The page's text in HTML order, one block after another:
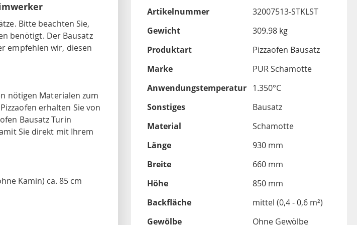
Bitte beachten Sie,
benötigt. Der Bausatz
empfehlen wir, diesen
nötigen Materialen zum
erhalten Sie von
Bausatz Turin
Sie direkt mit Ihrem
Kamin) ca. 85 cm
Artikelnummer
32007513-STKLST
Gewicht
309.98 kg
Produktart
Pizzaofen Bausatz
Marke
PUR Schamotte
Anwendungstemperatur
1.350°C
Sonstiges
Bausatz
Material
Schamotte
Länge
930 mm
Breite
660 mm
Höhe
850 mm
Backfläche
mittel (0,4 - 0,6 m²)
Gewölbe
Ohne Gewölbe